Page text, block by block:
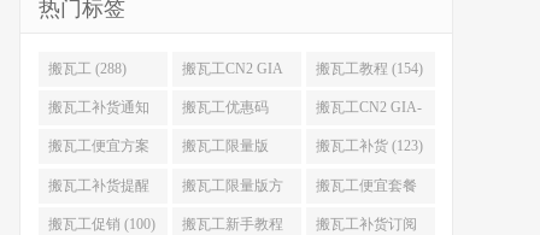
热门标签
搬瓦工 (288) 搬瓦工CN2 GIA
(176)
搬瓦工教程 (154)
搬瓦工补货通知
(132)
搬瓦工优惠码
(131)
搬瓦工CN2 GIA-
E (130)
搬瓦工便宜方案
(128)
搬瓦工限量版
(126)
搬瓦工补货 (123)
搬瓦工补货提醒
(106)
搬瓦工限量版方
案 (106)
搬瓦工便宜套餐
(103)
搬瓦工促销 (100) 搬瓦工新手教程 搬瓦工补货订阅